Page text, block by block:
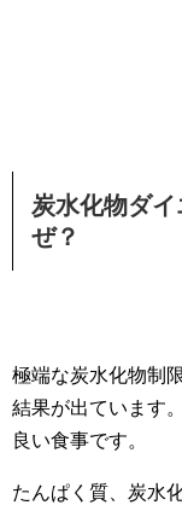
炭水化物ダ
ぜ？
極端な炭水化物制
結果が出ています
良い食事です。
たんぱく質、炭水